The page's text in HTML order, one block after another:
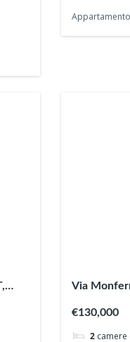
Appartamento
Via
€130,000
2